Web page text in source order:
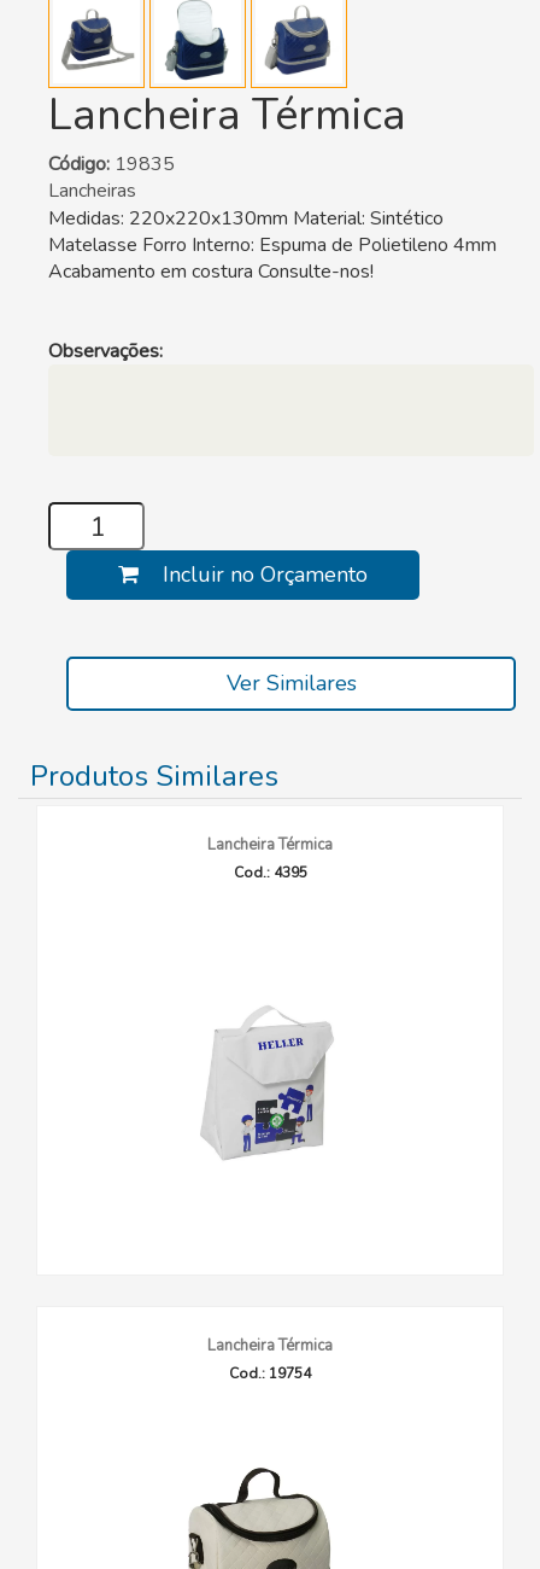
Lancheira Térmica
Código: 19835
Lancheiras
Medidas: 220x220x130mm Material: Sintético
Matelasse Forro Interno: Espuma de Polietileno 4mm
Acabamento em costura Consulte-nos!
Observações:
Incluir no Orçamento
Ver Similares
Produtos Similares
Lancheira Térmica
Cod.: 4395
Lancheira Térmica
Cod.: 19754